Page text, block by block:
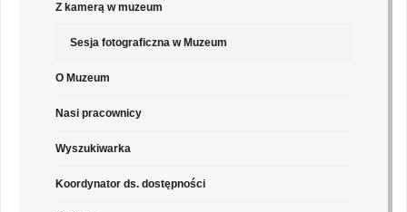
Z kamerą w muzeum
Sesja fotograficzna w Muzeum
O Muzeum
Nasi pracownicy
Wyszukiwarka
Koordynator ds. dostępności